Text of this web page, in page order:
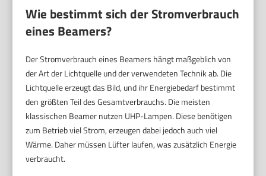
Wie bestimmt sich der Stromverbrauch
eines Beamers?
Der Stromverbrauch eines Beamers hängt maßgeblich von
der Art der Lichtquelle und der verwendeten Technik ab. Die
Lichtquelle erzeugt das Bild, und ihr Energiebedarf bestimmt
den größten Teil des Gesamtverbrauchs. Die meisten
klassischen Beamer nutzen UHP-Lampen. Diese benötigen
zum Betrieb viel Strom, erzeugen dabei jedoch auch viel
Wärme. Daher müssen Lüfter laufen, was zusätzlich Energie
verbraucht.